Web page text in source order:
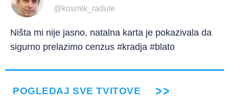
@kosmik_radule
Ništa mi nije jasno, natalna karta je pokazivala da
sigurno prelazimo cenzus #kradja #blato
POGLEDAJ SVE TVITOVE